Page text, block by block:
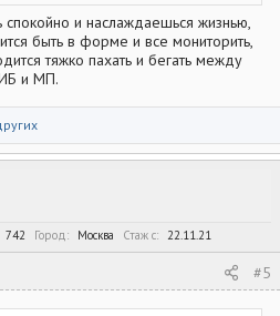
и наслаждаешься жизнью,
быть в форме и все мониторить,
тяжко пахать и бегать между
и МП.
742 Город Москва Стаж c 22.11.21
#5